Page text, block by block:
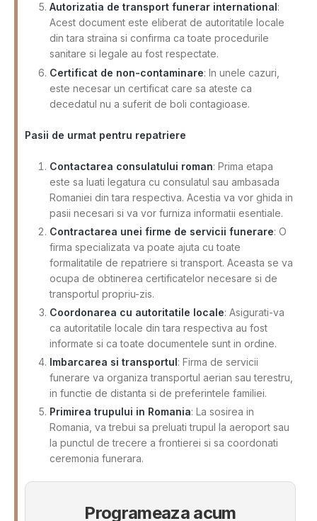
Autorizatia de transport funerar international:
Acest document este eliberat de autoritatile locale
din tara straina si confirma ca toate procedurile
sanitare si legale au fost respectate.
Certificat de non-contaminare: In unele cazuri,
este necesar un certificat care sa ateste ca
decedatul nu a suferit de boli contagioase.
Pasii de urmat pentru repatriere
Contactarea consulatului roman: Prima etapa
este sa luati legatura cu consulatul sau ambasada
Romaniei din tara respectiva. Acestia va vor ghida in
pasii necesari si va vor furniza informatii esentiale.
Contractarea unei firme de servicii funerare: O
firma specializata va poate ajuta cu toate
formalitatile de repatriere si transport. Aceasta se va
ocupa de obtinerea certificatelor necesare si de
transportul propriu-zis.
Coordonarea cu autoritatile locale: Asigurati-va
ca autoritatile locale din tara respectiva au fost
informate si ca toate documentele sunt in ordine.
Imbarcarea si transportul: Firma de servicii
funerare va organiza transportul aerian sau terestru,
in functie de distanta si de preferintele familiei.
Primirea trupului in Romania: La sosirea in
Romania, va trebui sa preluati trupul la aeroport sau
la punctul de trecere a frontierei si sa coordonati
ceremonia funerara.
Programeaza acum